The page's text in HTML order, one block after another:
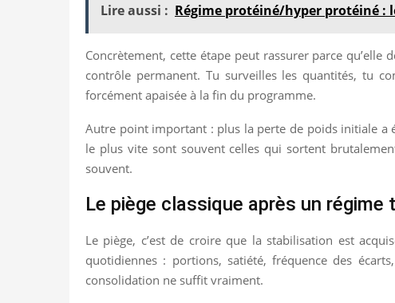
Lire aussi : Régime protéiné/hyper protéiné :
Concrètement, cette étape peut rassurer parce
contrôle permanent. Tu surveilles les quantités, tu
forcément apaisée à la fin du programme.
Autre point important : plus la perte de poids initiale a
le plus vite sont souvent celles qui sortent
souvent.
Le piège classique après un
Le piège, c’est de croire que la stabilisation est
quotidiennes : portions, satiété, fréquence des
consolidation ne suffit vraiment.